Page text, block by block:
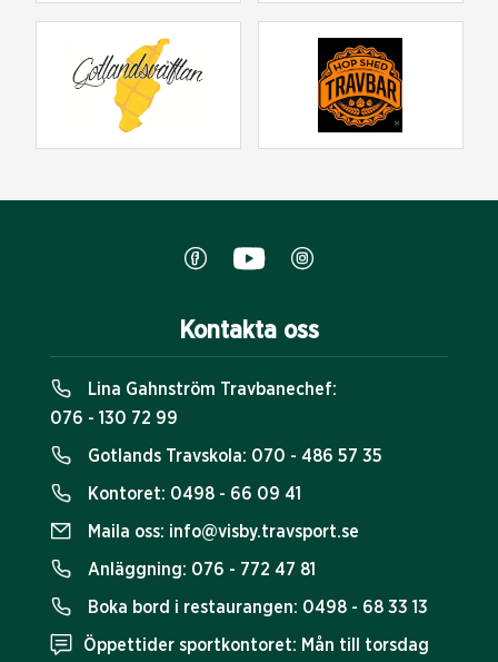
Kontakta oss
Lina Gahnström Travbanechef:
076 - 130 72 99
Gotlands Travskola: 070 - 486 57 35
Kontoret: 0498 - 66 09 41
Maila oss: info@visby.travsport.se
Anläggning: 076 - 772 47 81
Boka bord i restaurangen: 0498 - 68 33 13
Öppettider sportkontoret: Mån till torsdag